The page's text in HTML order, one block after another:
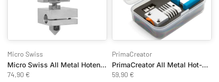
Micro Swiss
Micro Swiss All Metal Hotend Kit für Creality CR-10s Pro
74,90 €
PrimaCreator
PrimaCreator All Metal Hot-End für Creality CR-10S Pro
59,90 €